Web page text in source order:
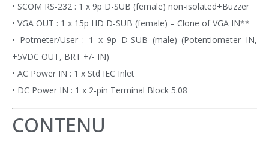
• SCOM RS-232 : 1 x 9p D-SUB (female) non-isolated+Buzzer
• VGA OUT : 1 x 15p HD D-SUB (female) – Clone of VGA IN**
• Potmeter/User : 1 x 9p D-SUB (male) (Potentiometer IN,
+5VDC OUT, BRT +/- IN)
• AC Power IN : 1 x Std IEC Inlet
• DC Power IN : 1 x 2-pin Terminal Block 5.08
CONTENU